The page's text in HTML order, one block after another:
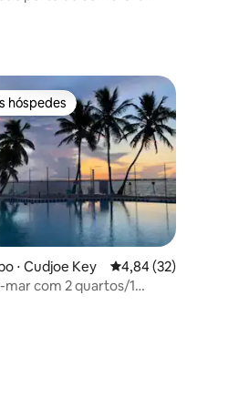
de 5, 42 avaliações
hóspedes
hóspedes
⋅ Cudjoe Key 4,84 de uma
4,84 (32)
mar com 2 quartos/1